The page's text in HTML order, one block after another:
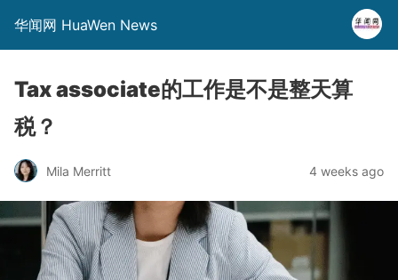
华闻网 HuaWen News
Tax associate的工作是不是整天算
税？
Mila Merritt 4 weeks ago